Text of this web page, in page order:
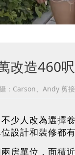
改造460
：Carson、Andy 剪
少人改為選擇
設計和裝修都有
房單位，面積